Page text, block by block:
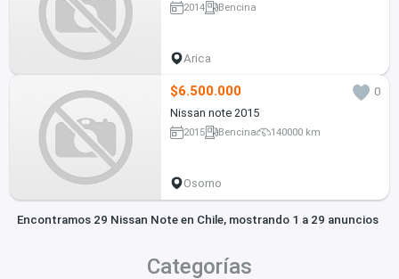
2014 Bencina
Arica
$6.500.000
0
Nissan note 2015
2015 Bencina 140000 km
Osorno
Encontramos 29 Nissan Note en Chile, mostrando 1 a 29 anuncios
Categorías